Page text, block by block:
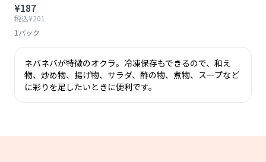
¥187
税込¥201
1パック
ネバネバが特徴のオクラ。冷凍保存もできるので、和え
物、炒め物、揚げ物、サラダ、酢の物、煮物、スープなど
に彩りを足したいときに便利です。